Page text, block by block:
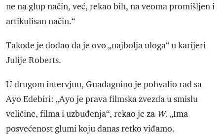
ne na glup način, već, rekao bih, na veoma promišljen i
artikulisan način.“
Takođe je dodao da je ovo „najbolja uloga“ u karijeri
Julije Roberts.
U drugom intervjuu, Guadagnino je pohvalio rad sa
Ayo Edebiri: „Ayo je prava filmska zvezda u smislu
veličine, filma i uzbuđenja“, rekao je za W. „Ima
posvećenost glumi koju danas retko viđamo.